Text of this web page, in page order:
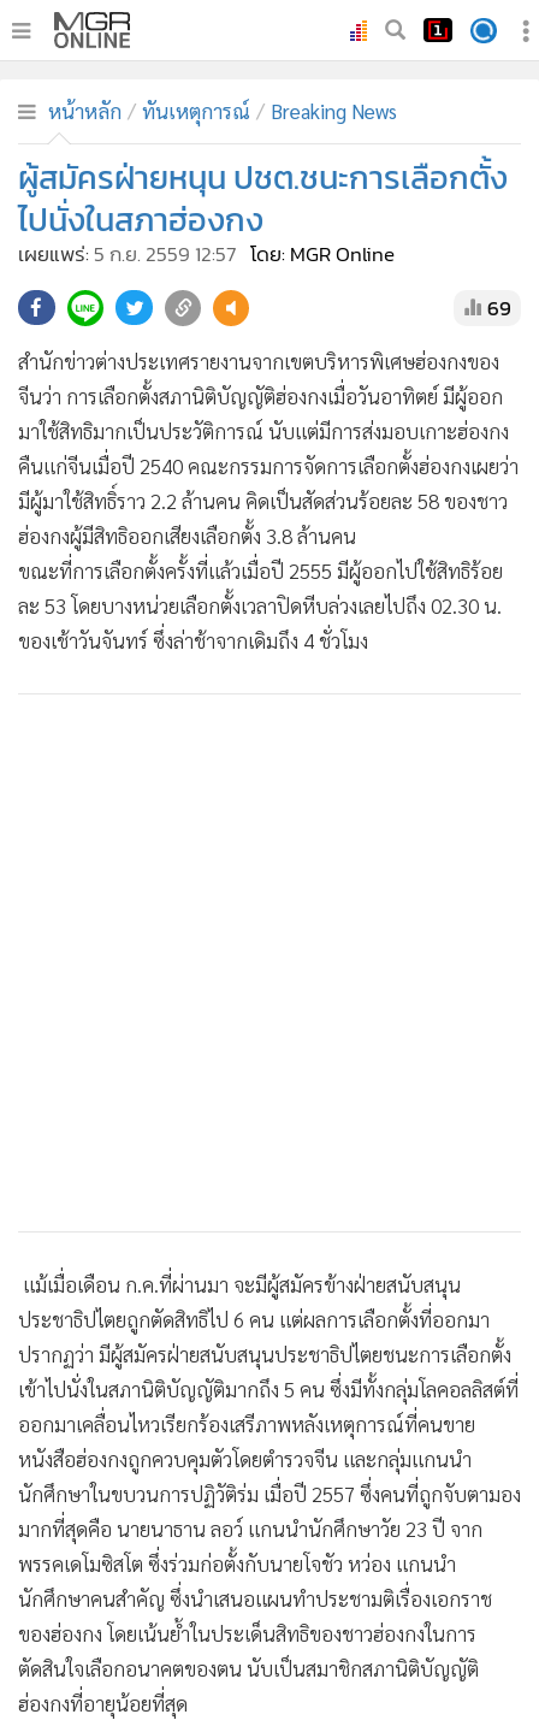
ทันเหตุการณ์
• ภาคใต้
• ภูมิภาค
Online Section
• ผู้จัดการรายวัน
• คอลัมนิสต์
• ละคร
• CbizReview
• Cyber BIZ
• ผู้จัดกวน
• Good health & Well-being
• Green Innovation & SD
• Management & HR
• MGR Live
• Infographic
• กองทุนรวม
• Celeb Online
• Factcheck
• ญี่ปุ่น
• News1
• Gotomanager
หน้าหลัก ทันเหตุการณ์ Breaking News
ผู้สมัครฝ่ายหนุน ปชต.ชนะการเลือกตั้ง
ไปนั่งในสภาฮ่องกง
เผยแพร่:5 ก.ย. 2559 12:57 โดย: MGR Online
69
สำนักข่าวต่างประเทศรายงานจากเขตบริหารพิเศษฮ่องกงของ
จีนว่า การเลือกตั้งสภานิติบัญญัติฮ่องกงเมื่อวันอาทิตย์ มีผู้ออก
มาใช้สิทธิมากเป็นประวัติการณ์ นับแต่มีการส่งมอบเกาะฮ่องกง
คืนแก่จีนเมื่อปี 2540 คณะกรรมการจัดการเลือกตั้งฮ่องกงเผยว่า
มีผู้มาใช้สิทธิ์ราว 2.2 ล้านคน คิดเป็นสัดส่วนร้อยละ 58 ของชาว
ฮ่องกงผู้มีสิทธิออกเสียงเลือกตั้ง 3.8 ล้านคน
ขณะที่การเลือกตั้งครั้งที่แล้วเมื่อปี 2555 มีผู้ออกไปใช้สิทธิร้อย
ละ 53 โดยบางหน่วยเลือกตั้งเวลาปิดหีบล่วงเลยไปถึง 02.30 น.
ของเช้าวันจันทร์ ซึ่งล่าช้าจากเดิมถึง 4 ชั่วโมง
แม้เมื่อเดือน ก.ค.ที่ผ่านมา จะมีผู้สมัครข้างฝ่ายสนับสนุน
ประชาธิปไตยถูกตัดสิทธิไป 6 คน แต่ผลการเลือกตั้งที่ออกมา
ปรากฏว่า มีผู้สมัครฝ่ายสนับสนุนประชาธิปไตยชนะการเลือกตั้ง
เข้าไปนั่งในสภานิติบัญญัติมากถึง 5 คน ซึ่งมีทั้งกลุ่มโลคอลลิสต์ที่
ออกมาเคลื่อนไหวเรียกร้องเสรีภาพหลังเหตุการณ์ที่คนขาย
หนังสือฮ่องกงถูกควบคุมตัวโดยตำรวจจีน และกลุ่มแกนนำ
นักศึกษาในขบวนการปฏิวัติร่ม เมื่อปี 2557 ซึ่งคนที่ถูกจับตามอง
มากที่สุดคือ นายนาธาน ลอว์ แกนนำนักศึกษาวัย 23 ปี จาก
พรรคเดโมซิสโต ซึ่งร่วมก่อตั้งกับนายโจชัว หว่อง แกนนำ
นักศึกษาคนสำคัญ ซึ่งนำเสนอแผนทำประชามติเรื่องเอกราช
ของฮ่องกง โดยเน้นย้ำในประเด็นสิทธิของชาวฮ่องกงในการ
ตัดสินใจเลือกอนาคตของตน นับเป็นสมาชิกสภานิติบัญญัติ
ฮ่องกงที่อายุน้อยที่สุด